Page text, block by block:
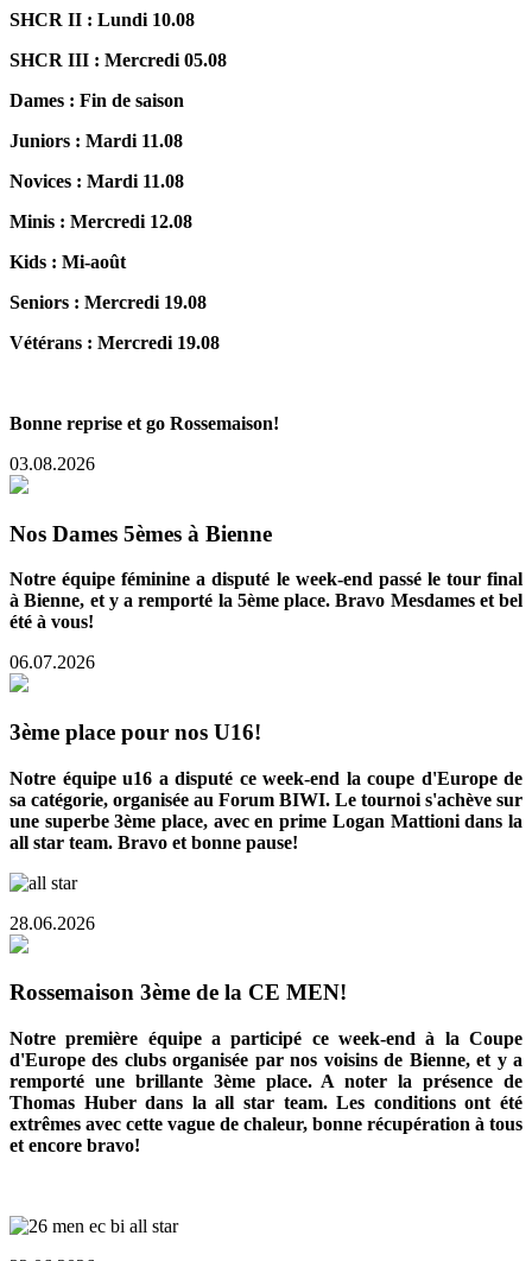
SHCR II : Lundi 10.08
SHCR III : Mercredi 05.08
Dames : Fin de saison
Juniors : Mardi 11.08
Novices : Mardi 11.08
Minis : Mercredi 12.08
Kids : Mi-août
Seniors : Mercredi 19.08
Vétérans : Mercredi 19.08
Bonne reprise et go Rossemaison!
03.08.2026
Nos Dames 5èmes à Bienne
Notre équipe féminine a disputé le week-end passé le tour final
à Bienne, et y a remporté la 5ème place. Bravo Mesdames et bel
été à vous!
06.07.2026
3ème place pour nos U16!
Notre équipe u16 a disputé ce week-end la coupe d'Europe de
sa catégorie, organisée au Forum BIWI. Le tournoi s'achève sur
une superbe 3ème place, avec en prime Logan Mattioni dans la
all star team. Bravo et bonne pause!
28.06.2026
Rossemaison 3ème de la CE MEN!
Notre première équipe a participé ce week-end à la Coupe
d'Europe des clubs organisée par nos voisins de Bienne, et y a
remporté une brillante 3ème place. A noter la présence de
Thomas Huber dans la all star team. Les conditions ont été
extrêmes avec cette vague de chaleur, bonne récupération à tous
et encore bravo!